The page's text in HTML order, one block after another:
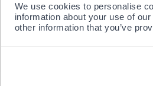
We use cookies to personalise
information about your use of
other information that you’ve